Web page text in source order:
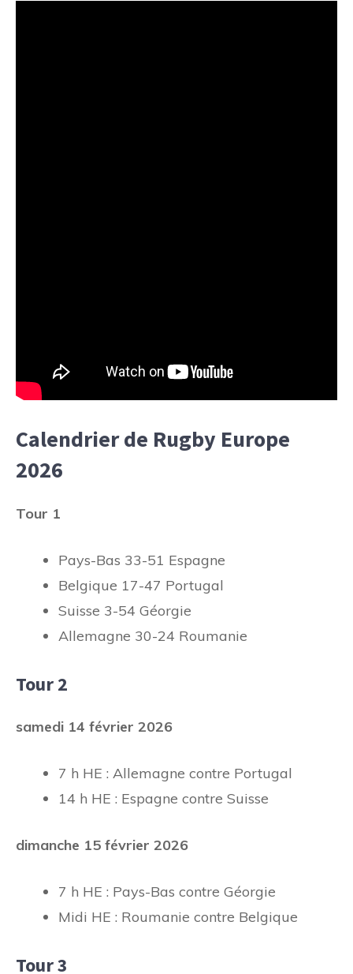
Calendrier de Rugby Europe
2026
Tour 1
Pays-Bas 33-51 Espagne
Belgique 17-47 Portugal
Suisse 3-54 Géorgie
Allemagne 30-24 Roumanie
Tour 2
samedi 14 février 2026
7 h HE : Allemagne contre Portugal
14 h HE : Espagne contre Suisse
dimanche 15 février 2026
7 h HE : Pays-Bas contre Géorgie
Midi HE : Roumanie contre Belgique
Tour 3